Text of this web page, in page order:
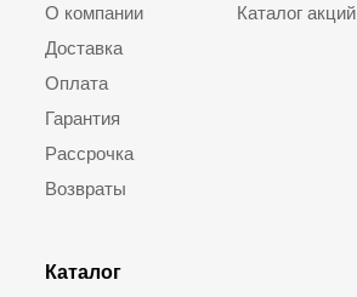
О компании
Доставка
Оплата
Гарантия
Рассрочка
Возвраты
Каталог
Каталог акций